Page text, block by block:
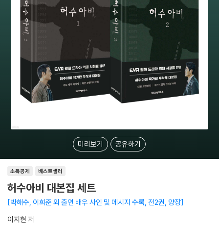
미리보기 공유하기
소득공제 베스트셀러
허수아비 대본집 세트
박해수, 이희준 외 출연 배우 사인 및 메시지 수록, 전2권, 양장
이지현 저